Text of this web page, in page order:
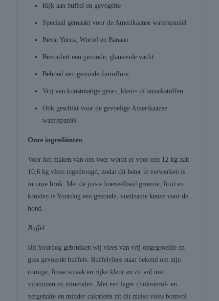
Rijk aan buffel en gevogelte
Speciaal gemaakt voor de Amerikaanse waterspaniël
Bevat Yucca, Wortel en Banaan
Bevordert een gezonde, glanzende vacht
Behoud een gezonde darmflora
Vrij van kunstmatige geur-, kleur- of smaakstoffen
Ook geschikt voor de gevoelige Amerikaanse
waterspaniël
Onze ingrediënten
Voor het maken van ons voer wordt er voor een 12 kg-zak
10,6 kg vlees ingedroogd, zodat dit beter te verwerken is
in onze brok. Met de juiste hoeveelheid groente, fruit en
kruiden is Yourdog een gezonde, voedzame keuze voor de
hond.
Buffel
Bij Yourdog gebruiken wij vlees van vrij opgegroeide en
gras gevoerde buffels. Buffelvlees staat bekend om zijn
romige, frisse smaak en rijke kleur en zit vol met
vitaminen en mineralen. Met een lager cholesterol- en
vetgehalte en minder calorieën zit dit malse vlees bomvol